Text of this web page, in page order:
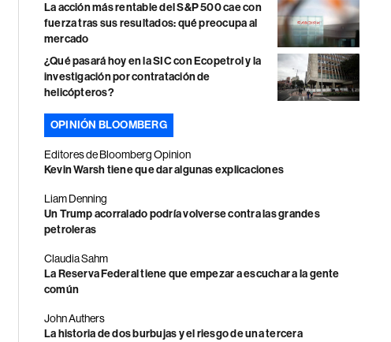
La acción más rentable del S&P 500 cae con
fuerza tras sus resultados: qué preocupa al
mercado
¿Qué pasará hoy en la SIC con Ecopetrol y la
investigación por contratación de
helicópteros?
OPINIÓN BLOOMBERG
Editores de Bloomberg Opinion
Kevin Warsh tiene que dar algunas explicaciones
Liam Denning
Un Trump acorralado podría volverse contra las grandes
petroleras
Claudia Sahm
La Reserva Federal tiene que empezar a escuchar a la gente
común
John Authers
La historia de dos burbujas y el riesgo de una tercera